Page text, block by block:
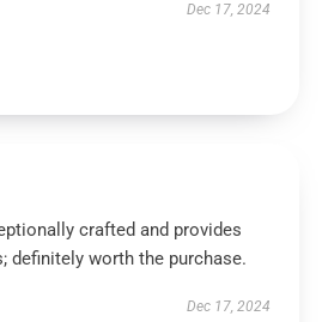
Dec 17, 2024
crafted and provides
definitely worth the purchase.
Dec 17, 2024